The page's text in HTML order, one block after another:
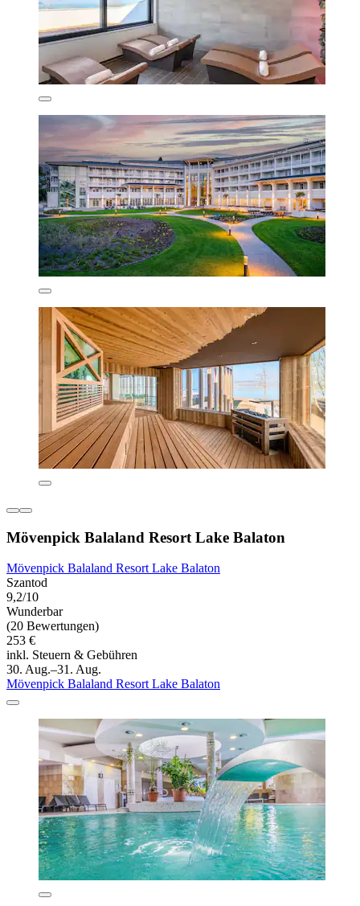
Mövenpick Balaland Resort Lake Balaton
Mövenpick Balaland Resort Lake Balaton
Szantod
9,2/10
Wunderbar
(20 Bewertungen)
253 €
inkl. Steuern & Gebühren
30. Aug.–31. Aug.
Mövenpick Balaland Resort Lake Balaton